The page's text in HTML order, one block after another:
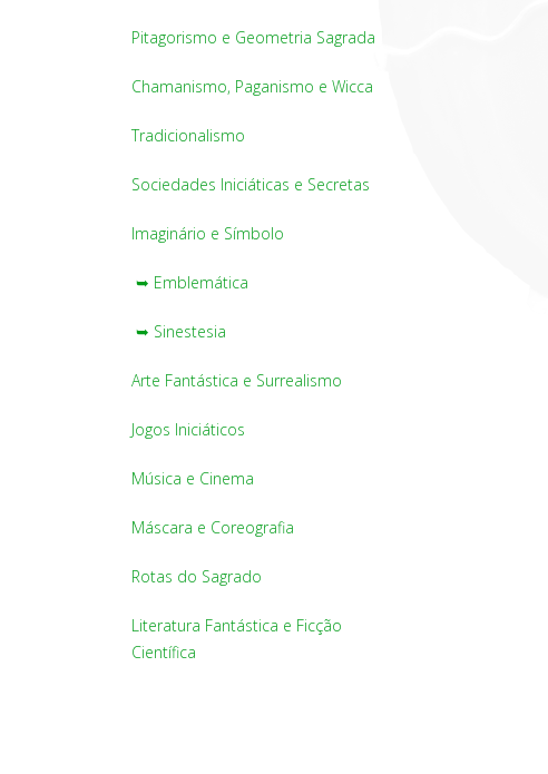
Pitagorismo e Geometria Sagrada
Chamanismo, Paganismo e Wicca
Tradicionalismo
Sociedades Iniciáticas e Secretas
Imaginário e Símbolo
➥ Emblemática
➥ Sinestesia
Arte Fantástica e Surrealismo
Jogos Iniciáticos
Música e Cinema
Máscara e Coreografia
Rotas do Sagrado
Literatura Fantástica e Ficção
Científica